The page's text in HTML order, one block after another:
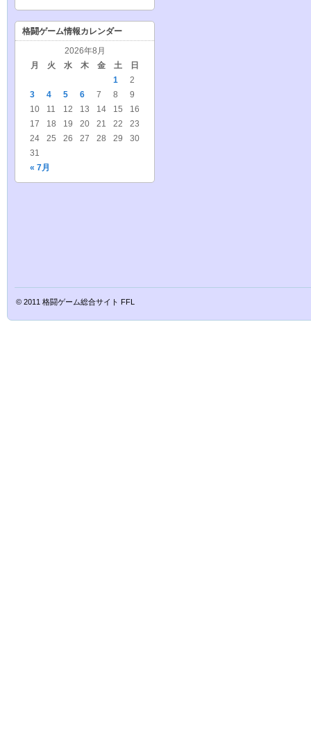
格闘ゲーム情報カレンダー
2026年8月
月
火 水 木 金 土 日
« 7月
1
2
3
4 5 6 7 8
9
10
11 12 13 14 15
16
17
18 19 20 21 22
23
24
25 26 27 28 29
30
31
© 2011 格闘ゲーム総合サイト FFL